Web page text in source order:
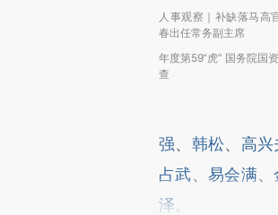
人事观察｜补缺落马高
春出任常务副主席
年度第59“虎” 国务院国
查
强、 韩松、 高兴
占武、易会满、
泽。